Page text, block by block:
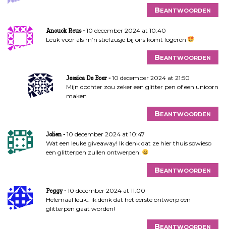
Beantwoorden
Anouck Reus
10 december 2024 at 10:40
Leuk voor als m’n stiefzusje bij ons komt logeren
Beantwoorden
Jessica De Boer
10 december 2024 at 21:50
Mijn dochter zou zeker een glitter pen of een unicorn
maken
Beantwoorden
Jolien
10 december 2024 at 10:47
Wat een leuke giveaway! Ik denk dat ze hier thuis sowieso
een glitterpen zullen ontwerpen!
Beantwoorden
Peggy
10 december 2024 at 11:00
Helemaal leuk.. ik denk dat het eerste ontwerp een
glitterpen gaat worden!
Beantwoorden